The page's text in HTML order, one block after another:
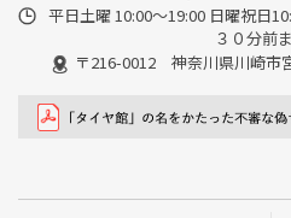
平日土曜 10:00〜19:00 日曜祝日
３０分前
〒216-0012 神奈川県川崎市